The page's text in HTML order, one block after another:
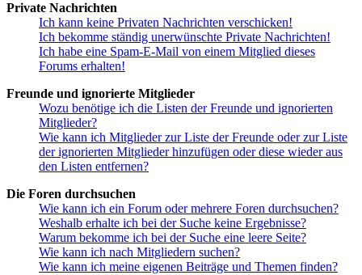
Private Nachrichten
Ich kann keine Privaten Nachrichten verschicken!
Ich bekomme ständig unerwünschte Private Nachrichten!
Ich habe eine Spam-E-Mail von einem Mitglied dieses
Forums erhalten!
Freunde und ignorierte Mitglieder
Wozu benötige ich die Listen der Freunde und ignorierten
Mitglieder?
Wie kann ich Mitglieder zur Liste der Freunde oder zur Liste
der ignorierten Mitglieder hinzufügen oder diese wieder aus
den Listen entfernen?
Die Foren durchsuchen
Wie kann ich ein Forum oder mehrere Foren durchsuchen?
Weshalb erhalte ich bei der Suche keine Ergebnisse?
Warum bekomme ich bei der Suche eine leere Seite?
Wie kann ich nach Mitgliedern suchen?
Wie kann ich meine eigenen Beiträge und Themen finden?